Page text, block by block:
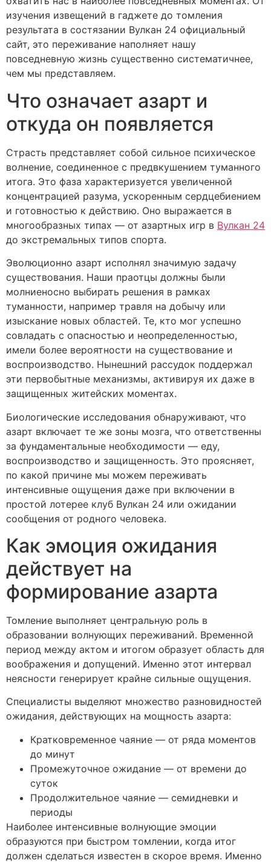
изучения извещений в гаджете до томления
результата в состязании Вулкан 24 официальный
сайт, это переживание наполняет нашу
повседневную жизнь существенно систематичнее,
чем мы представляем.
Что означает азарт и
откуда он появляется
Страсть представляет собой сильное психическое
волнение, соединенное с предвкушением туманного
итога. Это фаза характеризуется увеличенной
концентрацией разума, ускоренным сердцебиением
и готовностью к действию. Оно выражается в
многообразных типах — от азартных игр в Вулкан 24
до экстремальных типов спорта.
Эволюционно азарт исполнял значимую задачу
существования. Наши праотцы должны были
молниеносно выбирать решения в рамках
туманности, например травля на добычу или
изыскание новых областей. Те, кто мог успешно
совладать с опасностью и неопределенностью,
имели более вероятности на существование и
воспроизводство. Нынешний рассудок поддержал
эти первобытные механизмы, активируя их даже в
защищенных житейских моментах.
Биологические исследования обнаруживают, что
азарт включает те же зоны мозга, что ответственны
за фундаментальные необходимости — еду,
воспроизводство и защищенность. Это проясняет,
по какой причине мы можем переживать
интенсивные ощущения даже при включении в
простой лотерее клуб Вулкан 24 или ожидании
сообщения от родного человека.
Как эмоция ожидания
действует на
формирование азарта
Томление выполняет центральную роль в
образовании волнующих переживаний. Временной
период между актом и итогом образует область для
воображения и допущений. Именно этот интервал
неясности генерирует крайне сильные ощущения.
Специалисты выделяют множество разновидностей
ожидания, действующих на мощность азарта:
Кратковременное чаяние — от ряда моментов
до минут
Промежуточное ожидание — от времени до
суток
Продолжительное чаяние — семидневки и
периоды
Наиболее интенсивные волнующие эмоции
образуются при быстром томлении, когда итог
должен сделаться известен в скорое время. Именно